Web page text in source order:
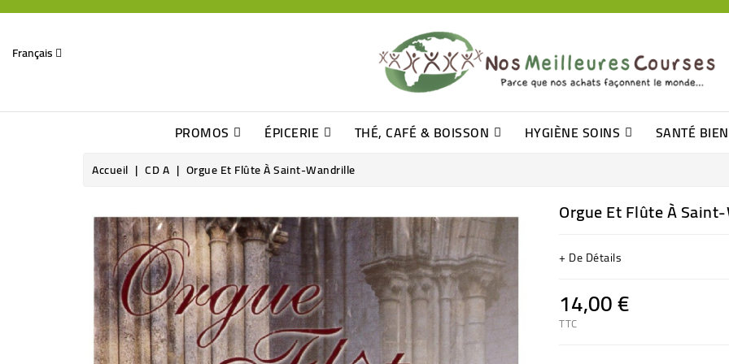
Français
PROMOS ÉPICERIE THÉ, CAFÉ & BOISSON HYGIÈNE SOINS SANTÉ
Accueil CD A
Orgue Et Flûte À Saint-Wandrille
Rupture de stock
Orgue Et Flûte À
+ De Détails
14,00 €
TTC